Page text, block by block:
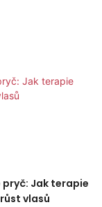
pryč: Jak terapie
vlasů